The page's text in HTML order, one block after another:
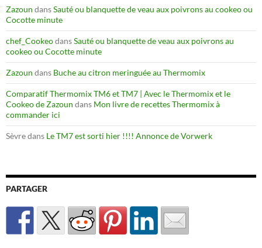
Zazoun dansSauté ou blanquette de veau aux poivrons au cookeo ou
Cocotte minute
chef_CookeodansSauté ou blanquette de veau aux poivrons au
cookeo ou Cocotte minute
Zazoun dans Buche au citron meringuée au Thermomix
Comparatif Thermomix TM6 et TM7 | Avec le Thermomix et le
Cookeo de Zazoun dans Mon livre de recettes Thermomix à
commander ici
Sèvredans Le TM7 est sorti hier !!!! Annonce de Vorwerk
PARTAGER